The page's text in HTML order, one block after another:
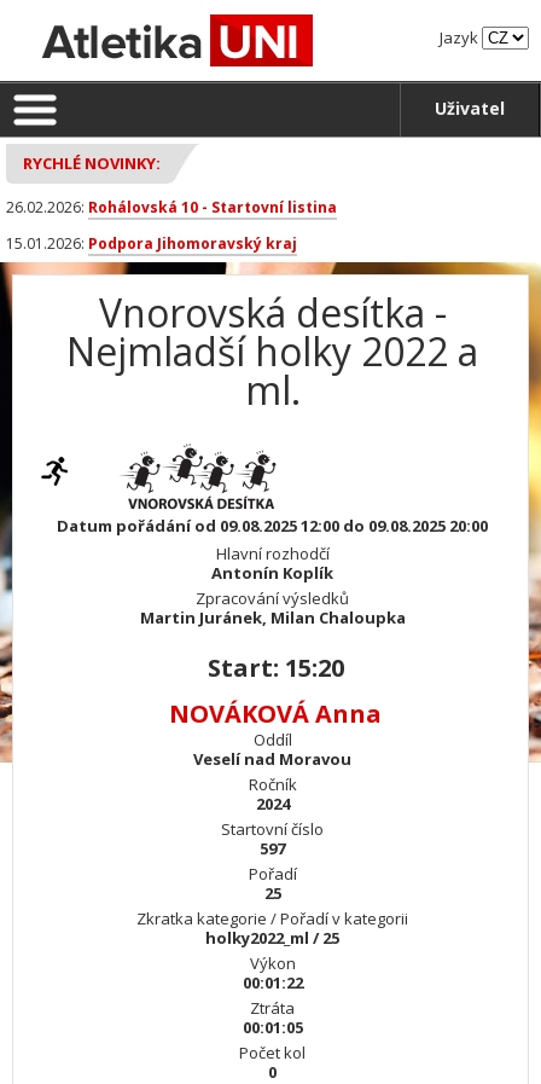
Jazyk
Uživatel
RYCHLÉ NOVINKY:
26.02.2026: Rohálovská 10 - Startovní listina
15.01.2026: Podpora Jihomoravský kraj
Vnorovská desítka -
Nejmladší holky 2022 a
ml.
Datum pořádání od 09.08.2025 12:00 do 09.08.2025 20:00
Hlavní rozhodčí
Antonín Koplík
Zpracování výsledků
Martin Juránek, Milan Chaloupka
Start: 15:20
NOVÁKOVÁ Anna
Oddíl
Veselí nad Moravou
Ročník
2024
Startovní číslo
597
Pořadí
25
Zkratka kategorie / Pořadí v kategorii
holky2022_ml / 25
Výkon
00:01:22
Ztráta
00:01:05
Počet kol
0